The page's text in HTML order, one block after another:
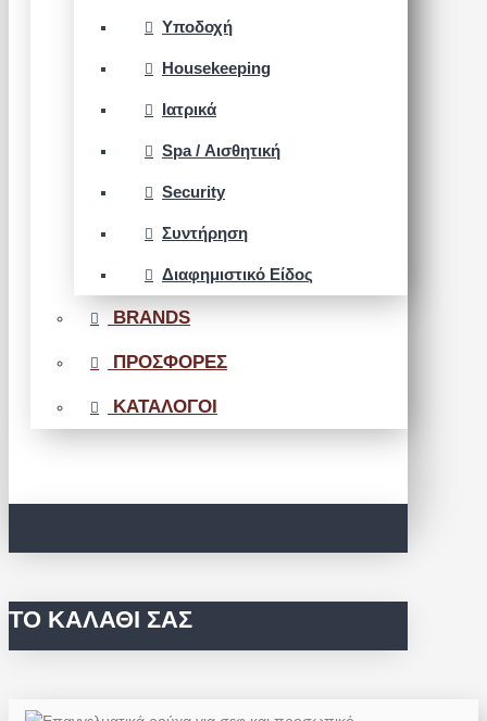
Υποδοχή
Housekeeping
Ιατρικά
Spa / Αισθητική
Security
Συντήρηση
Διαφημιστικό Είδος
BRANDS
ΠΡΟΣΦΟΡΕΣ
ΚΑΤΑΛΟΓΟΙ
ΤΟ ΚΑΛΆΘΙ ΣΑΣ